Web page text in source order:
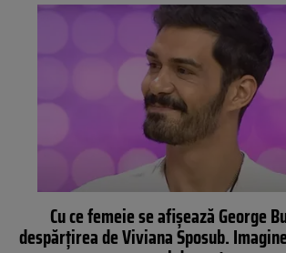
Cu ce femeie se afișează George
despărțirea de Viviana Sposub.